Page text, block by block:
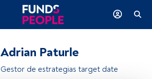
Adrian Paturle
Gestor de estrategias target date